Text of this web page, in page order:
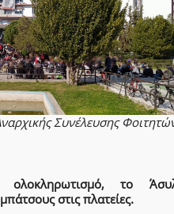
Συνέλευσης
ολοκληρωτισμό, το
στις πλατείες.